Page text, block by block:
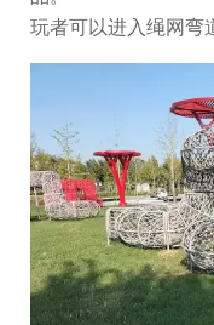
玩者可以进入绳网弯